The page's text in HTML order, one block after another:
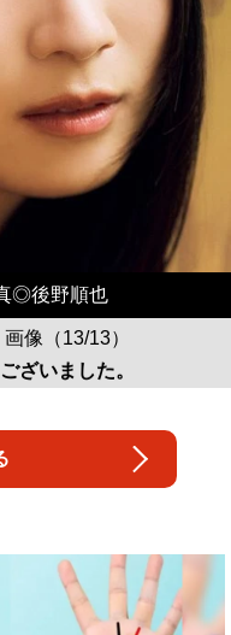
◎後野順也
像（13/13）
ざいました。